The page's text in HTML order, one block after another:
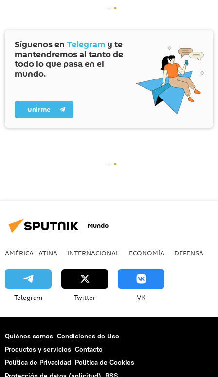
Síguenos en Telegram y te
mantendremos al tanto de
todo lo que pasa en el
mundo.
Unirme
Mundo
AMÉRICA LATINA INTERNACIONAL ECONOMÍA DEFENSA
Telegram Twitter VK
Quiénes somos Condiciones de Uso
Productos y servicios Contacto
Política de Privacidad Politica de Cookies